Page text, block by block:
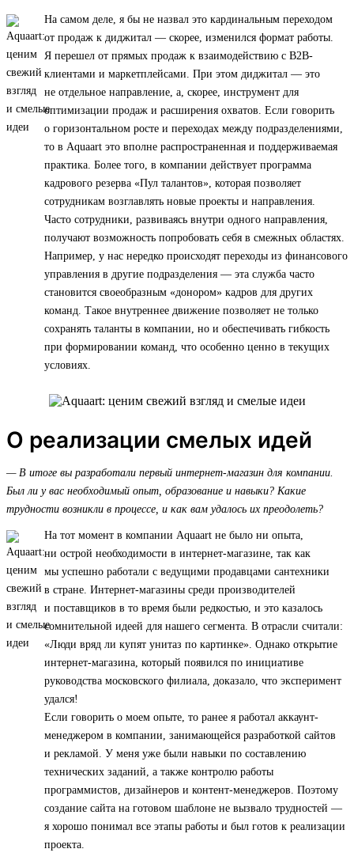
На самом деле, я бы не назвал это кардинальным переходом
от продаж к диджитал — скорее, изменился формат работы.
Я перешел от прямых продаж к взаимодействию с B2B-
клиентами и маркетплейсами. При этом диджитал — это
не отдельное направление, а, скорее, инструмент для
оптимизации продаж и расширения охватов. Если говорить
о горизонтальном росте и переходах между подразделениями,
то в Aquaart это вполне распространенная и поддерживаемая
практика. Более того, в компании действует программа
кадрового резерва «Пул талантов», которая позволяет
сотрудникам возглавлять новые проекты и направления.
Часто сотрудники, развиваясь внутри одного направления,
получают возможность попробовать себя в смежных областях.
Например, у нас нередко происходят переходы из финансового
управления в другие подразделения — эта служба часто
становится своеобразным «донором» кадров для других
команд. Такое внутреннее движение позволяет не только
сохранять таланты в компании, но и обеспечивать гибкость
при формировании команд, что особенно ценно в текущих
условиях.
О реализации смелых идей
— В итоге вы разработали первый интернет-магазин для компании.
Был ли у вас необходимый опыт, образование и навыки? Какие
трудности возникли в процессе, и как вам удалось их преодолеть?
На тот момент в компании Aquaart не было ни опыта,
ни острой необходимости в интернет-магазине, так как
мы успешно работали с ведущими продавцами сантехники
в стране. Интернет-магазины среди производителей
и поставщиков в то время были редкостью, и это казалось
сомнительной идеей для нашего сегмента. В отрасли считали:
«Люди вряд ли купят унитаз по картинке». Однако открытие
интернет-магазина, который появился по инициативе
руководства московского филиала, доказало, что эксперимент
удался!
Если говорить о моем опыте, то ранее я работал аккаунт-
менеджером в компании, занимающейся разработкой сайтов
и рекламой. У меня уже были навыки по составлению
технических заданий, а также контролю работы
программистов, дизайнеров и контент-менеджеров. Поэтому
создание сайта на готовом шаблоне не вызвало трудностей —
я хорошо понимал все этапы работы и был готов к реализации
проекта.